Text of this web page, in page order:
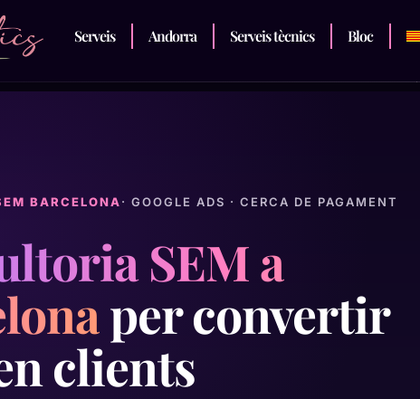
Serveis Andorra Serveis tècnics Bloc
BARCELONA· GOOGLE ADS · CERCA DE PAGAMENT
SEM a
per convertir
clients